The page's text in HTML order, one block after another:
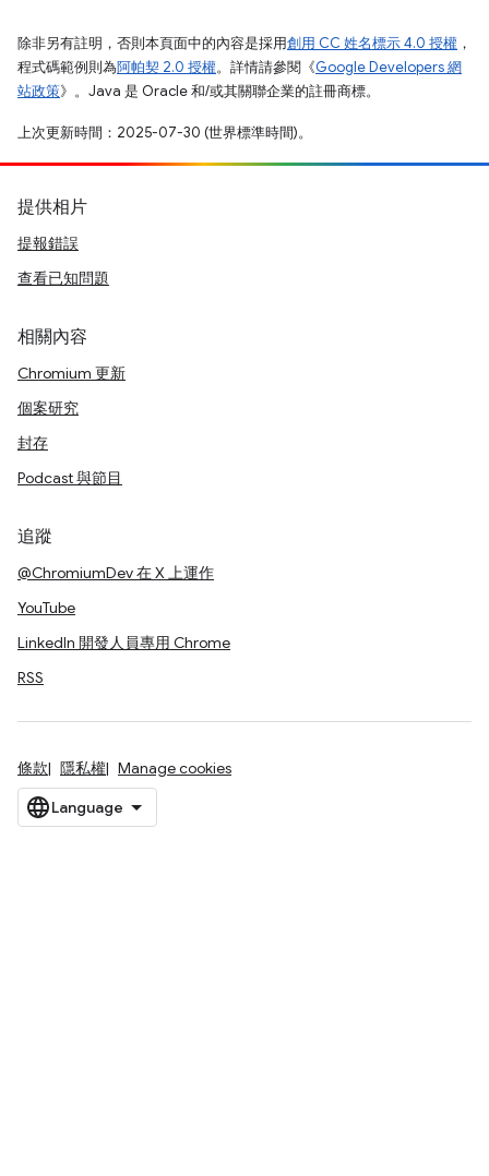
除非另有註明，否則本頁面中的內容是採用創用 CC 姓名標示 4.0 授權 ，
程式碼範例則為阿帕契 2.0 授權。詳情請參閱《Google Developers 網
站政策》。Java 是 Oracle 和/或其關聯企業的註冊商標。
上次更新時間：2025-07-30 (世界標準時間)。
提供相片
提報錯誤
查看已知問題
相關內容
Chromium 更新
個案研究
封存
Podcast 與節目
追蹤
@ChromiumDev 在 X 上運作
YouTube
LinkedIn 開發人員專用 Chrome
RSS
條款 隱私權 Manage cookies